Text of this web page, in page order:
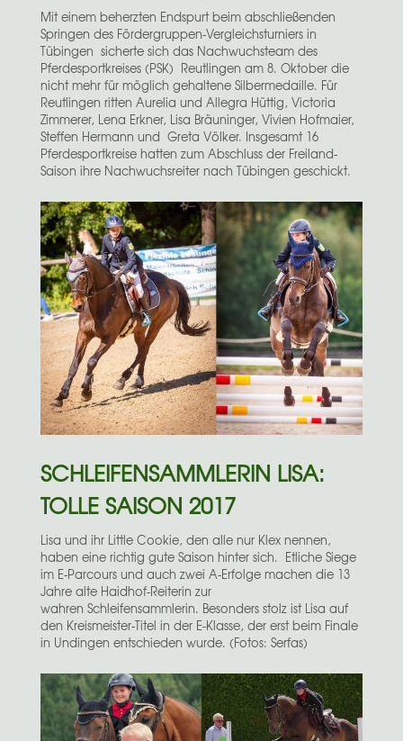
Mit einem beherzten Endspurt beim abschließenden
Springen des Fördergruppen-Vergleichsturniers in
Tübingen sicherte sich das Nachwuchsteam des
Pferdesportkreises (PSK) Reutlingen am 8. Oktober die
nicht mehr für möglich gehaltene Silbermedaille. Für
Reutlingen ritten Aurelia und Allegra Hüttig, Victoria
Zimmerer, Lena Erkner, Lisa Bräuninger, Vivien Hofmaier,
Steffen Hermann und Greta Völker. Insgesamt 16
Pferdesportkreise hatten zum Abschluss der Freiland-
Saison ihre Nachwuchsreiter nach Tübingen geschickt.
SCHLEIFENSAMMLERIN LISA:
TOLLE SAISON 2017
Lisa und ihr Little Cookie, den alle nur Klex nennen,
haben eine richtig gute Saison hinter sich. Etliche Siege
im E-Parcours und auch zwei A-Erfolge machen die 13
Jahre alte Haidhof-Reiterin zur
wahren Schleifensammlerin. Besonders stolz ist Lisa auf
den Kreismeister-Titel in der E-Klasse, der erst beim Finale
in Undingen entschieden wurde. (Fotos: Serfas)